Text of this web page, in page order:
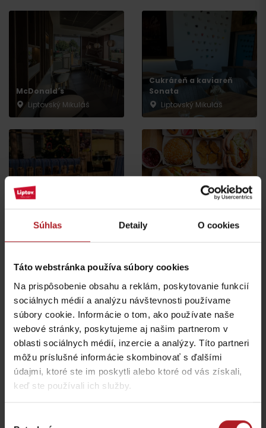
Súhlas Detaily O cookies
Táto webstránka používa súbory cookies
Na prispôsobenie obsahu a reklám, poskytovanie funkcií
sociálnych médií a analýzu návštevnosti používame
súbory cookie. Informácie o tom, ako používate naše
webové stránky, poskytujeme aj našim partnerom v
oblasti sociálnych médií, inzercie a analýzy. Títo partneri
môžu príslušné informácie skombinovať s ďalšími
údajmi, ktoré ste im poskytli alebo ktoré od vás získali,
keď ste používali ich služby.
McDonald´s
Liptovský Mikuláš
Cukráreň a kaviareň
Sonata
Liptovský Mikuláš
Marino restaurant &
pizzeria
Liptovský Mikuláš
BURGER KING®
Liptovský Mikuláš
všetky miesta kde jesť a piť
Aktivity a relax v gh blízkosti:
Liptovský Mikuláš
Príchod